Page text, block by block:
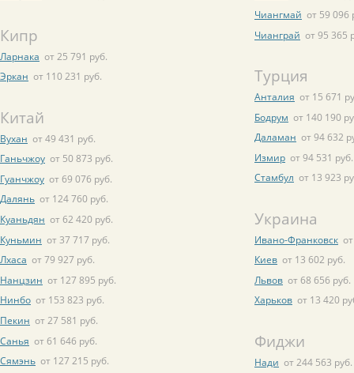
Кипр
Ларнака от 25 791 руб.
Эркан от 110 231 руб.
Китай
Вухан от 49 431 руб.
Ганьчжоу от 50 873 руб.
Гуанчжоу от 69 076 руб.
Далянь от 124 760 руб.
Куаньдян от 62 420 руб.
Куньмин от 37 717 руб.
Лхаса от 79 927 руб.
Нанцзин от 127 895 руб.
Нинбо от 153 823 руб.
Пекин от 27 581 руб.
Санья от 61 646 руб.
Сямэнь от 127 215 руб.
Чиангмай от 59 096
Чианграй от 95 365
Турция
Анталия от 15 671
Бодрум от 140 190
Даламан от 94 632
Измир от 94 531 руб.
Стамбул от 13 923
Украина
Ивано-Франковск
Киев от 13 602 руб.
Львов от 68 656 руб.
Харьков от 13 420
Фиджи
Нади от 244 563 руб.